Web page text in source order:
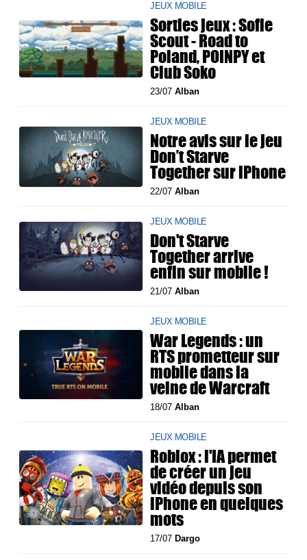
JEUX MOBILE
Sorties jeux : Sofie
Scout - Road to
Poland, POINPY et
Club Soko
23/07Alban
JEUX MOBILE
Notre avis sur le jeu
Don’t Starve
Together sur iPhone
22/07Alban
JEUX MOBILE
Don't Starve
Together arrive
enfin sur mobile !
21/07Alban
JEUX MOBILE
War Legends : un
RTS prometteur sur
mobile dans la
veine de Warcraft
18/07Alban
JEUX MOBILE
Roblox : l'IA permet
de créer un jeu
vidéo depuis son
iPhone en quelques
mots
17/07 Dargo